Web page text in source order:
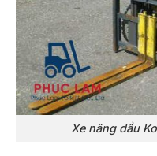
Xe nâng dầu